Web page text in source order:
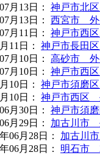
月13日 ：
神戸市北
月13日 ：
西宮市 外
月11日 ：
神戸市西
11日 ：
神戸市長田
月10日 ：
高砂市 外
月10日 ：
神戸市西
10日 ：
神戸市須磨
10日 ：
神戸市西区
月30日 ：
神戸市須
月29日 ：
加古川市
06月28日 ：
加古川
06月28日 ：
明石市